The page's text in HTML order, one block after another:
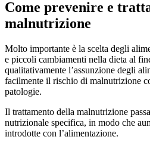
Come prevenire e
malnutrizione
Molto importante è la scelta degli
e piccoli cambiamenti nella dieta al
qualitativamente l’assunzione degli
facilmente il rischio di malnutrizione
patologie.
Il trattamento della malnutrizione
nutrizionale specifica, in modo che
introdotte con l’alimentazione.